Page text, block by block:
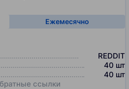
Ежемесячно
REDDIT
40 шт
40 шт
ссылки